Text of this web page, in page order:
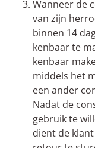
Wanneer de
van zijn
binnen 14
kenbaar te
kenbaar
middels het
een ander
Nadat de
gebruik te
dient de